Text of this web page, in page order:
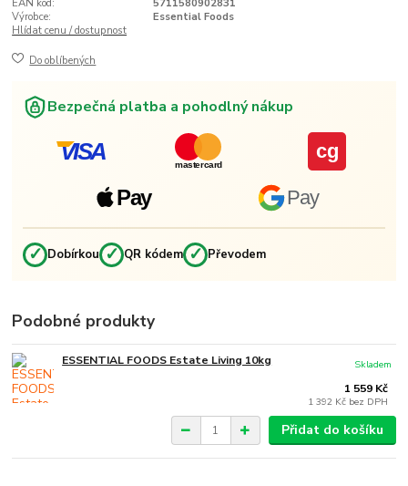
EAN kód:
5711580902831
Výrobce:
Essential Foods
Hlídat cenu / dostupnost
Do oblíbených
Bezpečná platba a pohodlný nákup
VISA mastercard
Pay Pay
cg
✓ Dobírkou ✓ QR kódem ✓ Převodem
Podobné produkty
ESSENTIAL FOODS Estate Living 10kg
1 559 Kč
1 392 Kč bez DPH
Skladem
Přidat do košíku